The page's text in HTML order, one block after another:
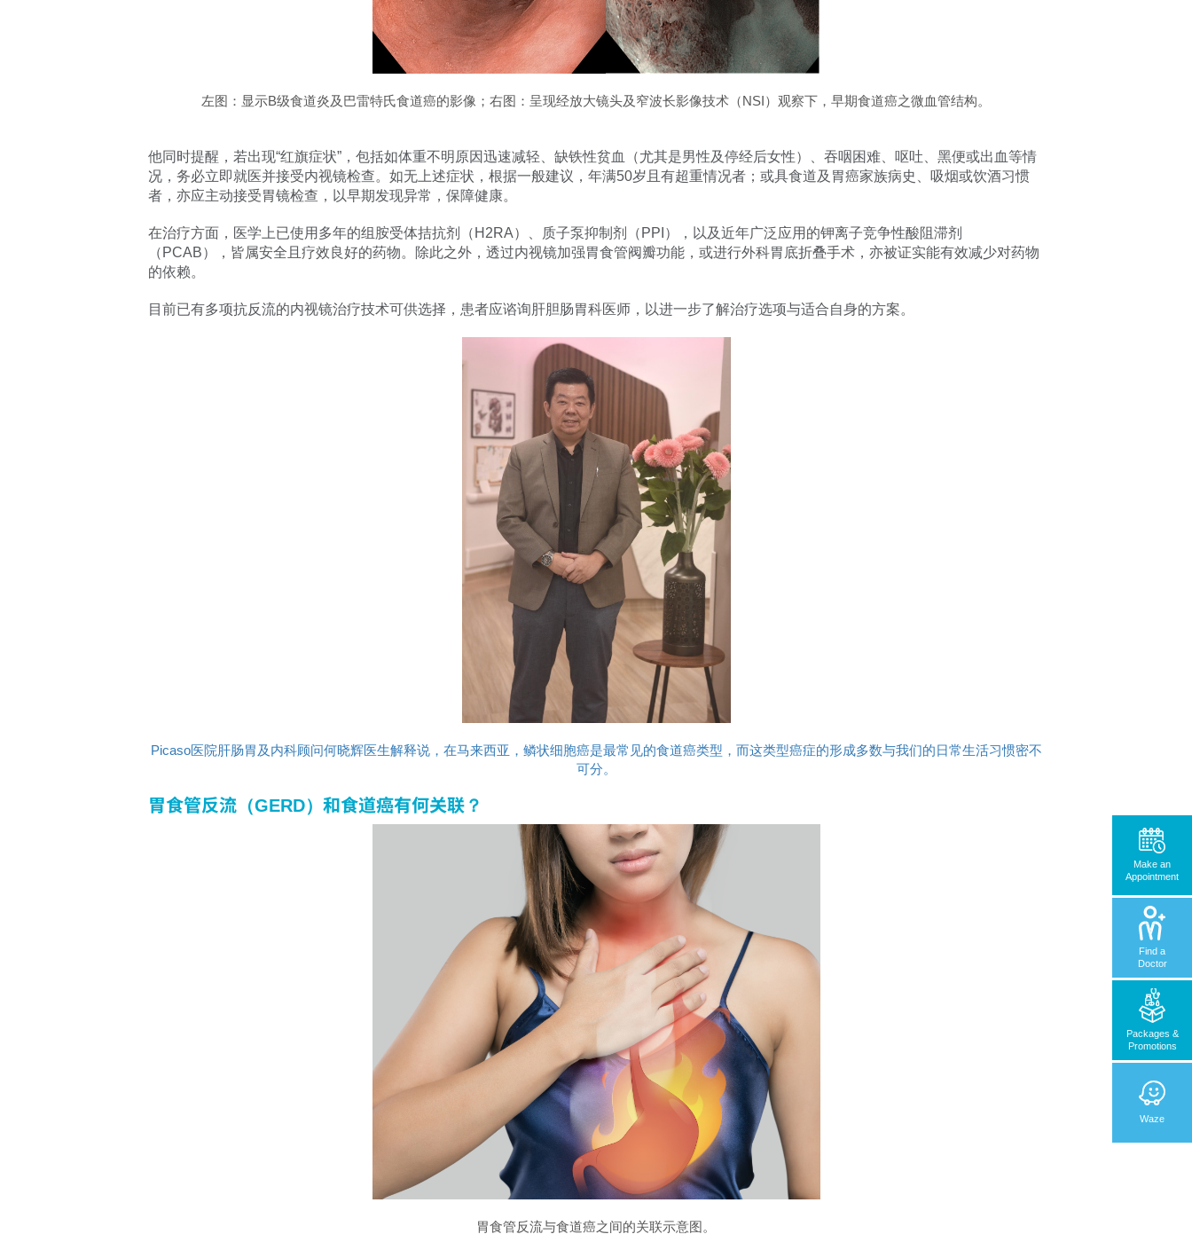
左图：显示B级食道炎及巴雷特氏食道癌的影像；右图：呈现经放大镜头及窄波长影像技术（NSI）观察下，早期食道癌之微血管结构。
他同时提醒，若出现“红旗症状”，包括如体重不明原因迅速减轻、缺铁性贫血（尤其是男性及停经后女性）、吞咽困难、呕吐、黑便或出血等情
况，务必立即就医并接受内视镜检查。如无上述症状，根据一般建议，年满50岁且有超重情况者；或具食道及胃癌家族病史、吸烟或饮酒习惯
者，亦应主动接受胃镜检查，以早期发现异常，保障健康。
在治疗方面，医学上已使用多年的组胺受体拮抗剂（H2RA）、质子泵抑制剂（PPI），以及近年广泛应用的钾离子竞争性酸阻滞剂
（PCAB），皆属安全且疗效良好的药物。除此之外，透过内视镜加强胃食管阀瓣功能，或进行外科胃底折叠手术，亦被证实能有效减少对药物
的依赖。
目前已有多项抗反流的内视镜治疗技术可供选择，患者应谘询肝胆肠胃科医师，以进一步了解治疗选项与适合自身的方案。
Picaso医院肝肠胃及内科顾问何晓辉医生解释说，在马来西亚，鳞状细胞癌是最常见的食道癌类型，而这类型癌症的形成多数与我们的日常生活习惯密不
可分。
胃食管反流（GERD）和食道癌有何关联？
胃食管反流与食道癌之间的关联示意图。
Make an
Appointment
Find a
Doctor
Packages &
Promotions
Waze